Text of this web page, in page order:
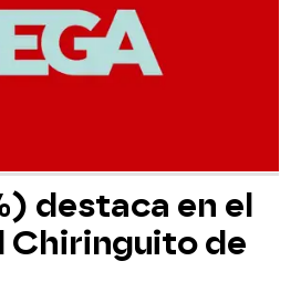
destaca en el
Chiringuito de